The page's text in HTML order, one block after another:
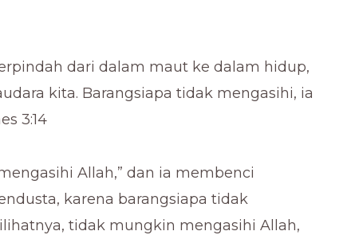
dari dalam maut ke dalam hidup,
kita. Barangsiapa tidak mengasihi, ia
3:14
Allah,” dan ia membenci
karena barangsiapa tidak
tidak mungkin mengasihi Allah,